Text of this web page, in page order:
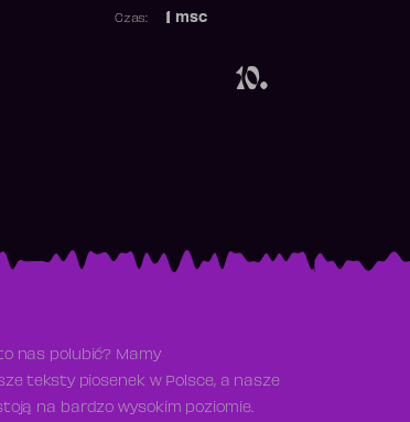
10.
msc
Czas:
nas polubić? Mamy
teksty piosenek w Polsce, a nasze
na bardzo wysokim poziomie.